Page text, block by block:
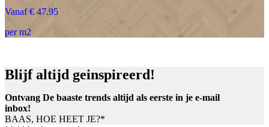
Vanaf € 47.95
per m2
Blijf altijd geinspireerd!
Ontvang De baaste trends altijd als eerste in je e-mail
inbox!
BAAS, HOE HEET JE?*